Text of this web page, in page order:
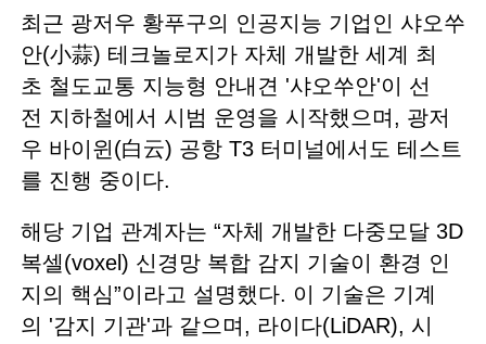
최근 광저우 황푸구의 인공지능 기업인 샤오쑤
안(小蒜) 테크놀로지가 자체 개발한 세계 최
초 철도교통 지능형 안내견 '샤오쑤안'이 선
전 지하철에서 시범 운영을 시작했으며, 광저
우 바이윈(白云) 공항 T3 터미널에서도 테스트
를 진행 중이다.
해당 기업 관계자는 “자체 개발한 다중모달 3D
복셀(voxel) 신경망 복합 감지 기술이 환경 인
지의 핵심”이라고 설명했다. 이 기술은 기계
의 '감지 기관'과 같으며, 라이다(LiDAR), 시